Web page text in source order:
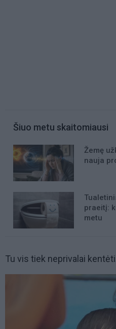
Šiuo metu skaitomiausi
Žemę
nauja
praeitį:
metu
Tu vis tiek neprivalai